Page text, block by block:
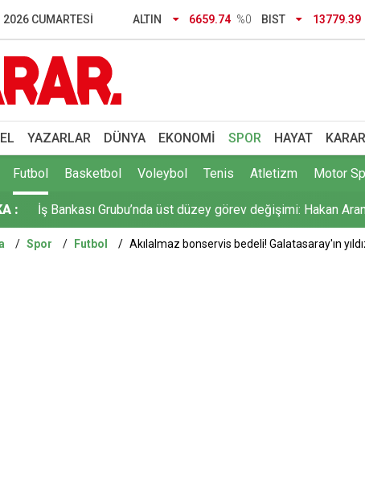
2026 CUMARTESI ALTIN 6659.74 %0 BIST 13779.39
YAZARLAR DÜNYA EKONOMI SPOR HAYAT
Futbol Basketbol Voleybol Tenis Atletizm Motor
:
Türkiye, Suudi Arabistan ve Pakistan üçlü savunma
İstanbul'da gece boyu nem uyarısı: Yüzde 96'ya çıkacak
İş Bankası Grubu’nda üst düzey görev değişimi: Hakan
ÖSYM'den kalp masajıyla hayat kurtaran gözetmen
Rusya açıklarındaki Türk gemisine İHA saldırısı
Spor Futbol Akılalmaz bonservis bedeli! Galatasaray'ın